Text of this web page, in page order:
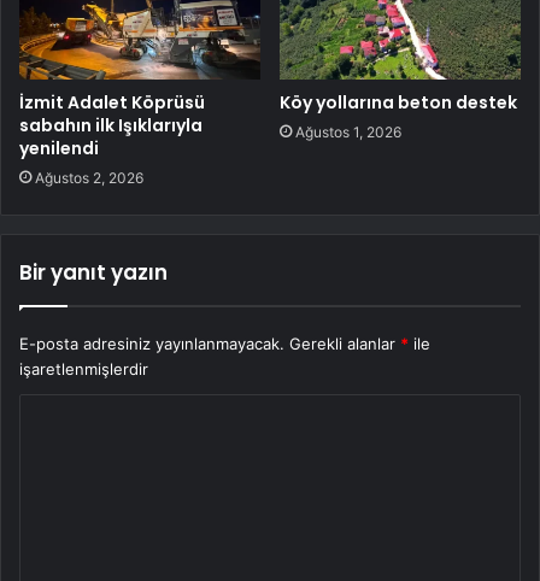
İzmit Adalet Köprüsü
sabahın ilk Işıklarıyla
yenilendi
Ağustos 2, 2026
Köy yollarına beton destek
Ağustos 1, 2026
Bir yanıt yazın
E-posta adresiniz yayınlanmayacak. Gerekli alanlar * ile
işaretlenmişlerdir